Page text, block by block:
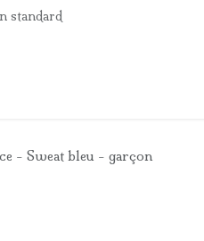
standard
- Sweat bleu - garçon